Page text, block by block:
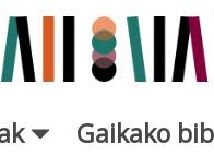
Gaikako